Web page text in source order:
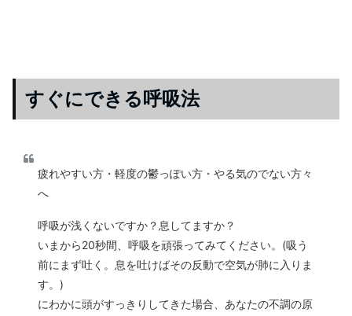
すぐにできる呼吸法
疲れやすい方・軽度の鬱っぽい方・やる気のでない方々
へ
呼吸が浅くないですか？息してますか？
いまから20秒間、呼吸を頑張ってみてください。(吸う
前にまず吐く。息を吐けばその反動で空気が肺に入りま
す。)
にわかに頭がすっきりしてきた場合、あなたの不調の原